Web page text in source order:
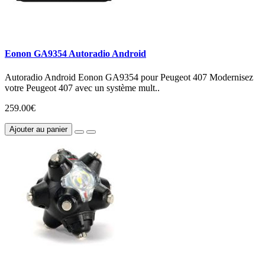
Eonon GA9354 Autoradio Android
Autoradio Android Eonon GA9354 pour Peugeot 407 Modernisez
votre Peugeot 407 avec un système mult..
259.00€
Ajouter au panier